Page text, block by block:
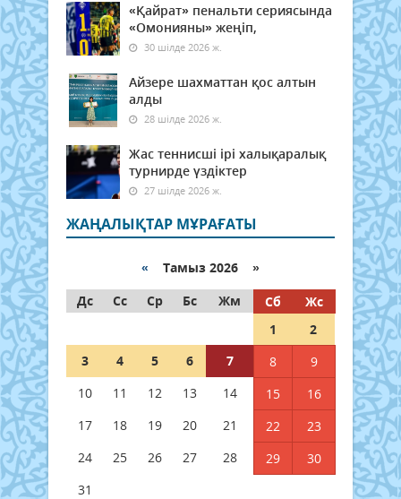
«Қайрат» пенальти сериясында
«Омонияны» жеңіп,
30 шілде 2026 ж.
Айзере шахматтан қос алтын
алды
28 шілде 2026 ж.
Жас теннисші ірі халықаралық
турнирде үздіктер
27 шілде 2026 ж.
ЖАҢАЛЫҚТАР МҰРАҒАТЫ
« Тамыз 2026 »
Дс
Сс Ср Бс Жм Сб
Жс
1
2
3
4 5 6 7 8
9
10
11 12 13 14 15
16
17
18 19 20 21 22
23
24
25 26 27 28 29
30
31